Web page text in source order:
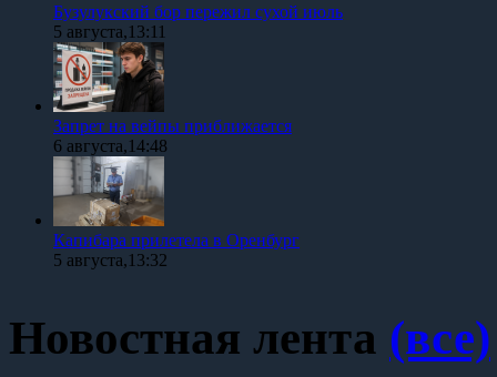
Бузулукский бор пережил сухой июль
5 августа,13:11
Запрет на вейпы приближается
6 августа,14:48
Капибара прилетела в Оренбург
5 августа,13:32
Новостная лента (все)